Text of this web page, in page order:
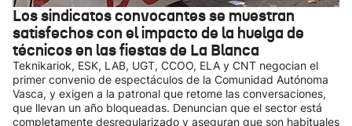
Los sindicatos convocantes se muestran
satisfechos con el impacto de la huelga de
técnicos en las fiestas de La Blanca
Teknikariok, ESK, LAB, UGT, CCOO, ELA y CNT negocian el
primer convenio de espectáculos de la Comunidad Autónoma
Vasca, y exigen a la patronal que retome las conversaciones,
que llevan un año bloqueadas. Denuncian que el sector está
completamente desregularizado y aseguran que son habituales